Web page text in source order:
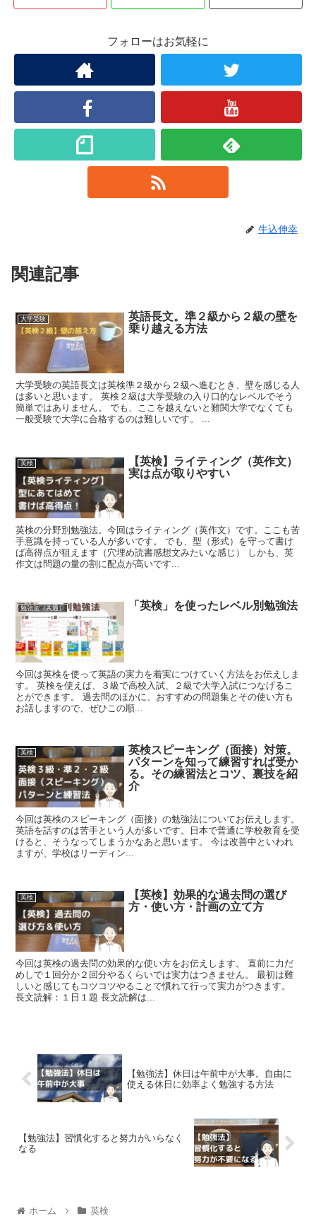
フォローはお気軽に
牛込伸幸
関連記事
大学受験
英語長文。準２級から２級の壁を
乗り越える方法
大学受験の英語長文は英検準２級から２級へ進むとき、壁を感じる人
は多いと思います。 英検２級は大学受験の入り口的なレベルでそう
簡単ではありません。 でも、ここを越えないと難関大学でなくても
一般受験で大学に合格するのは難しいです。 ...
英検
【英検】ライティング（英作文）
実は点が取りやすい
英検の分野別勉強法。今回はライティング（英作文）です。ここも苦
手意識を持っている人が多いです。 でも、型（形式）を守って書け
ば高得点が狙えます（穴埋め読書感想文みたいな感じ） しかも、英
作文は問題の量の割に配点が高いです...
勉強法（共通） 「英検」を使ったレベル別勉強法
今回は英検を使って英語の実力を着実につけていく方法をお伝えしま
す。 英検を使えば、３級で高校入試、２級で大学入試につなげるこ
とができます。 過去問のほかに、おすすめの問題集とその使い方も
お話しますので、ぜひこの順...
英検
英検スピーキング（面接）対策。
パターンを知って練習すれば受か
る。その練習法とコツ、裏技を紹
介
今回は英検のスピーキング（面接）の勉強法についてお伝えします。
英語を話すのは苦手という人が多いです。日本で普通に学校教育を受
けると、そうなってしまうかなあと思います。 今は改善中といわれ
ますが、学校はリーディン...
英検
【英検】効果的な過去問の選び
方・使い方・計画の立て方
今回は英検の過去問の効果的な使い方をお伝えします。 直前に力だ
めしで１回分か２回分やるくらいでは実力はつきません。 最初は難
しいと感じてもコツコツやることで慣れて行って実力がつきます。
長文読解：１日１題 長文読解は...
【勉強法】休日は午前中が大事。自由に
使える休日に効率よく勉強する方法
【勉強法】習慣化すると努力がいらなく
なる
ホーム 英検